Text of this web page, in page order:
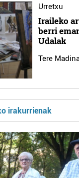
Urretxu
Iraileko
berri
Udalak
Tere
irakurrienak